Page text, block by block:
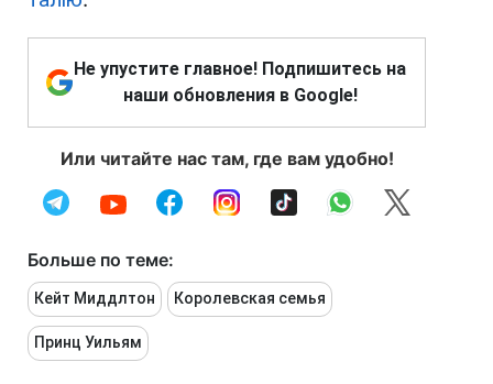
Не упустите главное! Подпишитесь на
наши обновления в Google!
Или читайте нас там, где вам удобно!
Больше по теме:
Кейт Миддлтон Королевская семья
Принц Уильям